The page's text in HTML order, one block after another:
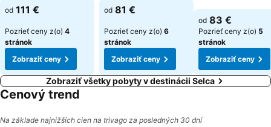
Zobraziť ceny
od 111 €
Pozrieť ceny z(o) 4
stránok
Zobraziť ceny
Zobraziť ceny
od 81 €
Pozrieť ceny z(o) 6
stránok
Zobraziť ceny
Zobraziť ceny
od 83 €
Pozrieť ceny z(o) 5
stránok
Zobraziť ceny
Zobraziť všetky pobyty v destinácii Selca
Cenový trend
Na základe najnižších cien na trivago za posledných 30 dní